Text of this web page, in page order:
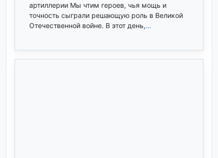
артиллерии Мы чтим героев, чья мощь и
точность сыграли решающую роль в Великой
Отечественной войне. В этот день,…